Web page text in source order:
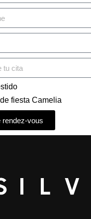
fiesta Camelia
rendez-vous